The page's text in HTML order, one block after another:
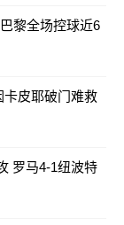
黎全场控球近6
卡皮耶破门难救
罗马4-1纽波特